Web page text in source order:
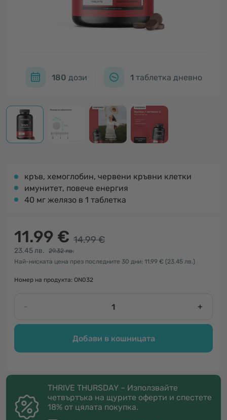
180 дози 1 таблетка дневно
кръв, хемоглобин, червени кръвни клетки
имунитет, повече енергия
40 мг желязо в 1 таблетка
11.99 € 14.99 €
23.45 лв.
29.32 лв.
Най-ниската цена през последните 30 дни: 11.99 € (23.45 лв.)
Номер на продукта: ON032
- +
Добави в кошницата
THRIVE THURSDAY – Използвайте
четвъртъка на щурите оферти и спестете
18% от цялата покупка.